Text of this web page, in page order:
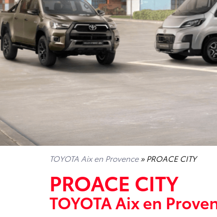
TOYOTA Aix en Provence» PROACE CITY
PROACE CITY
TOYOTA Aix en